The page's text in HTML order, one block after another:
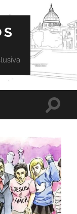
Toggle